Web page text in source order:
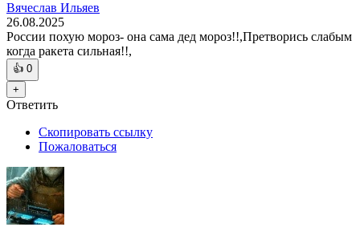
Вячеслав Ильяев
26.08.2025
России похую мороз- она сама дед мороз!!,Претворись слабым
когда ракета сильная!!,
👍 0
+
Ответить
Скопировать ссылку
Пожаловаться